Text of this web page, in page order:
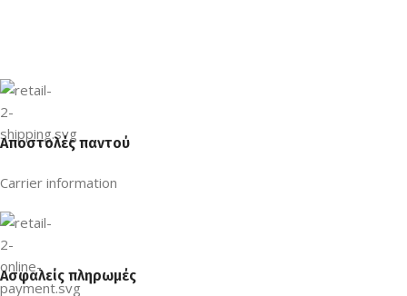
Αποστολές παντού
Carrier information
Ασφαλείς πληρωμές